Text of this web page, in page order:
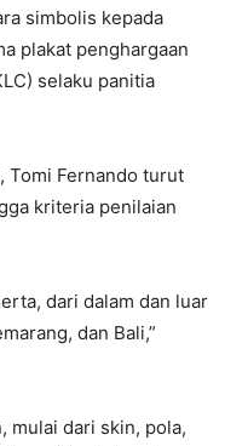
simbolis kepada
plakat penghargaan
selaku panitia
Tomi Fernando turut
kriteria penilaian
dari dalam dan luar
dan Bali,”
mulai dari skin, pola,